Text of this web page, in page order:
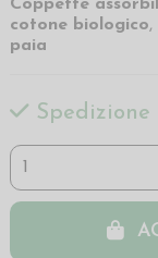
Coppette
cotone biologico,
paia